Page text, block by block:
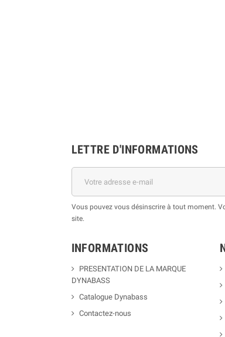
LETTRE D'INFORMATIONS
Vous pouvez vous désinscrire à tout moment.
site.
INFORMATIONS
PRESENTATION DE LA MARQUE
DYNABASS
Catalogue Dynabass
Contactez-nous